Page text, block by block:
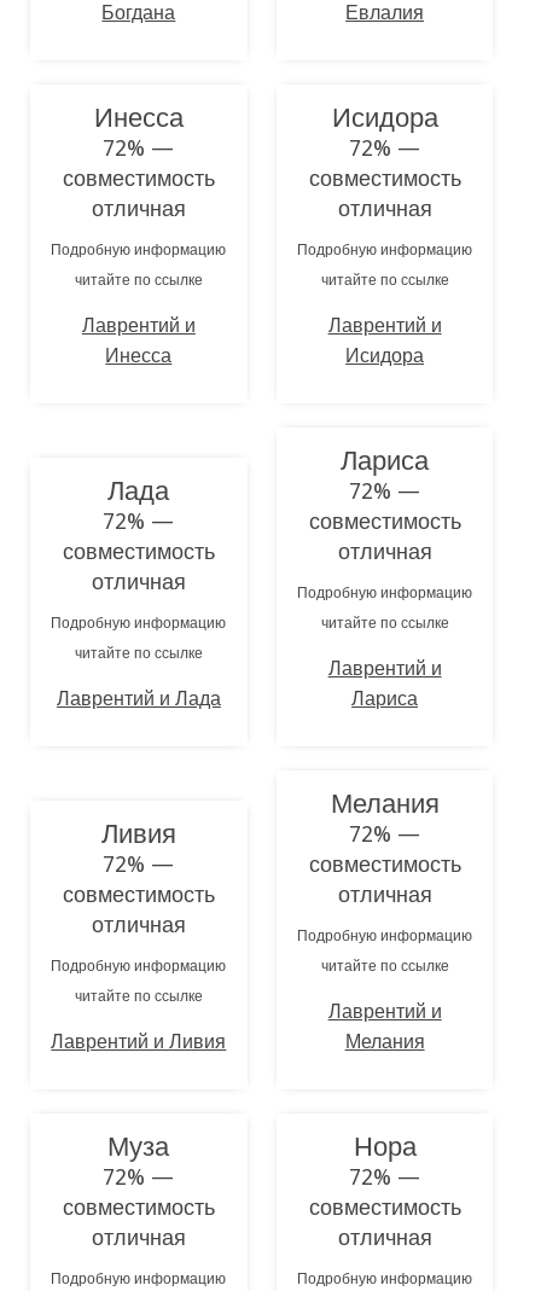
Богдана
Евлалия
Инесса
72% —
совместимость
отличная
Подробную информацию
читайте по ссылке
Лаврентий и
Инесса
Исидора
72% —
совместимость
отличная
Подробную информацию
читайте по ссылке
Лаврентий и
Исидора
Лада
72% —
совместимость
отличная
Подробную информацию
читайте по ссылке
Лаврентий и Лада
Лариса
72% —
совместимость
отличная
Подробную информацию
читайте по ссылке
Лаврентий и
Лариса
Ливия
72% —
совместимость
отличная
Подробную информацию
читайте по ссылке
Лаврентий и Ливия
Мелания
72% —
совместимость
отличная
Подробную информацию
читайте по ссылке
Лаврентий и
Мелания
Муза
72% —
совместимость
отличная
Подробную информацию
Нора
72% —
совместимость
отличная
Подробную информацию